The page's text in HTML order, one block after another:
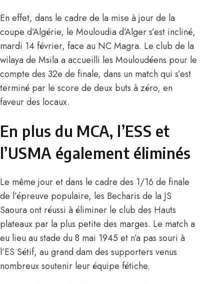
En effet, dans le cadre de la mise à jour de la
coupe d’Algérie, le Mouloudia d’Alger s’est incliné,
mardi 14 février, face au NC Magra. Le club de la
wilaya de Msila a accueilli les Mouloudéens pour le
compte des 32e de finale, dans un match qui s’est
terminé par le score de deux buts à zéro, en
faveur des locaux.
En plus du MCA, l’ESS et
l’USMA également éliminés
Le même jour et dans le cadre des 1/16 de finale
de l’épreuve populaire, les Becharis de la JS
Saoura ont réussi à éliminer le club des Hauts
plateaux par la plus petite des marges. Le match a
eu lieu au stade du 8 mai 1945 et n’a pas souri à
l’ES Sétif, au grand dam des supporters venus
nombreux soutenir leur équipe fétiche.